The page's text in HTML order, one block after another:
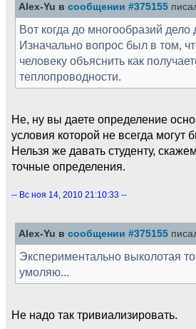
Alex-Yu в сообщении #375155
Вот когда до многообразий дело
Изначально вопрос был в том,
человеку объяснить как
теплопроводности.
Не, ну вы даете определение
условия которой не всегда могут
Нельзя же давать студенту,
точные определения.
-- Вс ноя 14, 2010 21:10:33 --
Alex-Yu в сообщении #375155
Экспериментально выколотая
умоляю...
Не надо так тривиализировать.